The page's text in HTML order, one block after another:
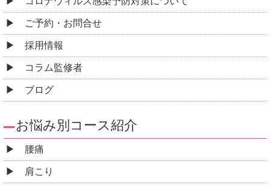
ご予約・お問合せ
採用情報
コラム監修者
ブログ
お悩み別コース紹介
腰痛
肩こり